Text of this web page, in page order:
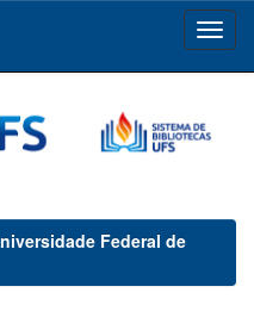
Federal de